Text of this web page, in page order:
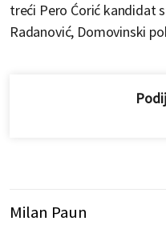
treći Pero Ćorić kandidat
Radanović, Domovinski
Milan Paun